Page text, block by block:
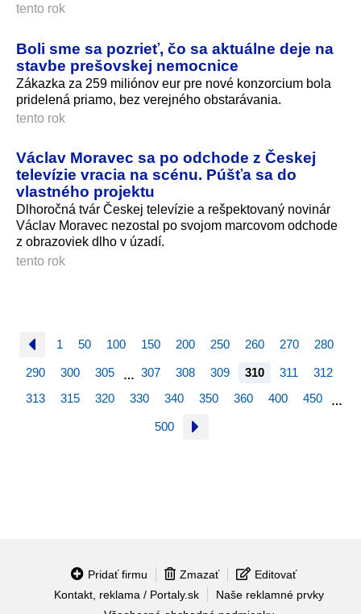
tento rok
Boli sme sa pozrieť, čo sa aktuálne deje na
stavbe prešovskej nemocnice
Zákazka za 259 miliónov eur pre nové konzorcium bola
pridelená priamo, bez verejného obstarávania.
tento rok
Václav Moravec sa po odchode z Českej
televízie vracia na scénu. Púšťa sa do
vlastného projektu
Dlhoročná tvár Českej televízie a rešpektovaný novinár
Václav Moravec nezostal po svojom marcovom odchode
z obrazoviek dlho v úzadí.
tento rok
1 50 100 150 200 250 260 270 280
290 300 305 … 307 308 309 310 311
312
313
315 320 330 340 350 360 400 450 …
500
Pridať firmu Zmazať
Editovať
Kontakt, reklama / Portaly.sk
Naše reklamné prvky